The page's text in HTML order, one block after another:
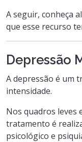
A seguir, conheça
que esse recurso
Depressão
A depressão é um
intensidade.
Nos quadros leves
tratamento é
psicológico e